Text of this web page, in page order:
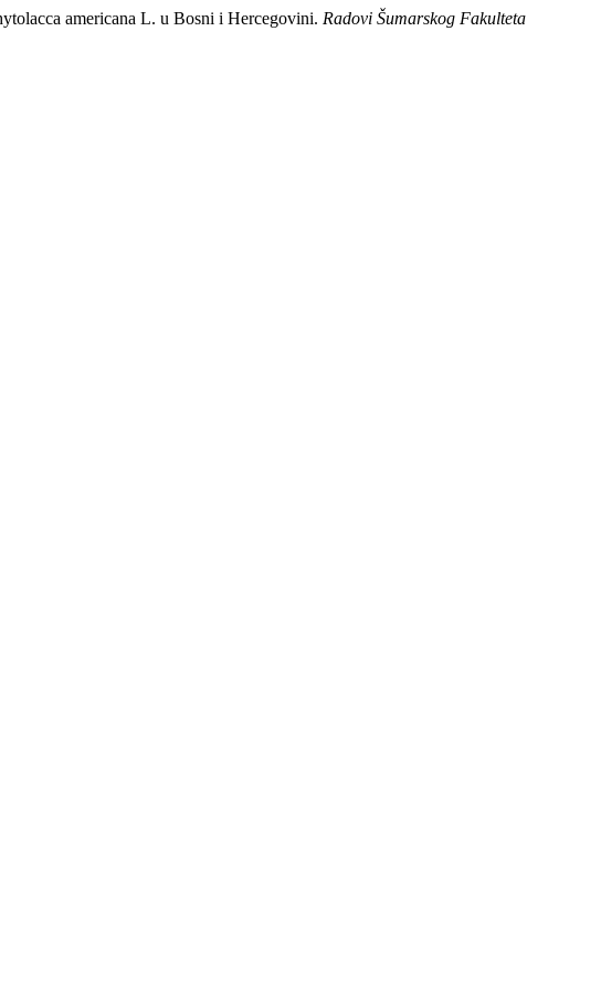
americana L. u Bosni i Hercegovini. Radovi Šumarskog Fakulteta